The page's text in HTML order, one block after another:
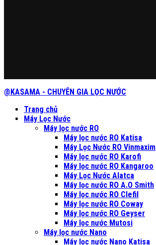
@KASAMA - CHUYÊN GIA LỌC NƯỚC
Trang chủ
Máy Lọc Nước
Máy lọc nước RO
Máy lọc nước RO Katisa
Máy Lọc Nước RO Vinmaxim
Máy lọc nước RO Karofi
Máy lọc nước RO Kangaroo
Máy Lọc Nước Alatca
Máy lọc nước RO A.O Smith
Máy lọc nước RO Clefil
Máy lọc nước RO Coway
Máy lọc nước RO Geyser
Máy lọc nước Mutosi
Máy lọc nước Nano
Máy lọc nước Nano Katisa